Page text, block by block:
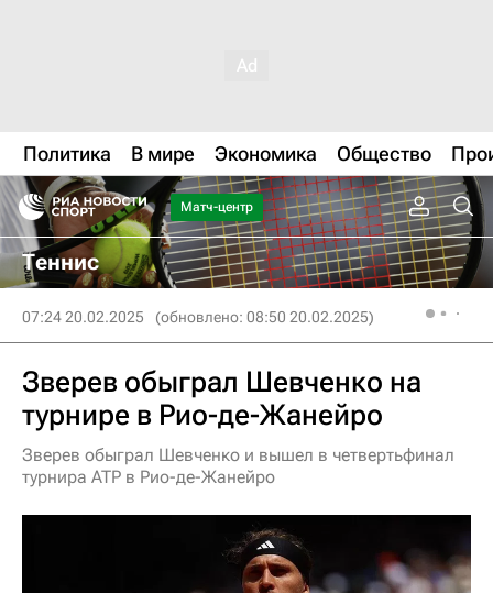
Политика В мире Экономика Общество
Матч-центр
Теннис
07:24 20.02.2025 (обновлено: 08:50 20.02.2025)
Зверев обыграл Шевченко на
турнире в Рио-де-Жанейро
Зверев обыграл Шевченко и вышел в четвертьфинал
турнира ATP в Рио-де-Жанейро